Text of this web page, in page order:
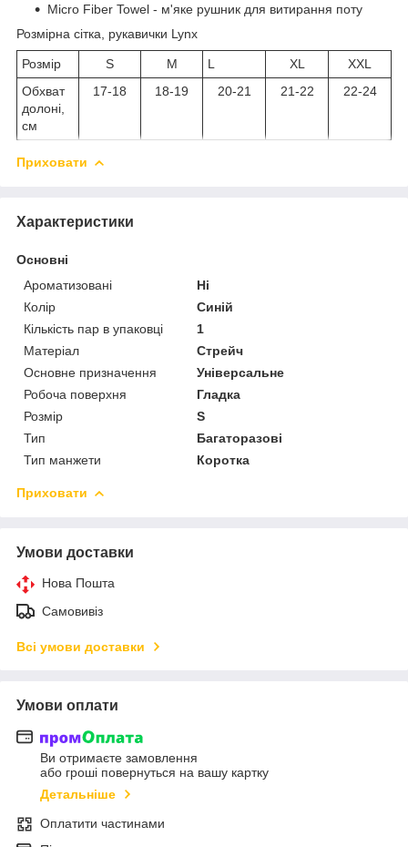
Micro Fiber Towel - м'яке рушник для витирання поту
Розмірна сітка, рукавички Lynx
Розмір S M L XL
XXL
Обхват
долоні,
см
17-18 18-19 20-21 21-22 22-24
Приховати
Характеристики
Основні
Ароматизовані
Ні
Колір
Синій
Кількість пар в упаковці
1
Матеріал
Стрейч
Основне призначення
Універсальне
Робоча поверхня
Гладка
Розмір
S
Тип
Багаторазові
Тип манжети
Коротка
Приховати
Умови доставки
Нова Пошта
Самовивіз
Всі умови доставки
Умови оплати
Ви отримаєте замовлення
або гроші повернуться на вашу картку
Детальніше
Оплатити частинами